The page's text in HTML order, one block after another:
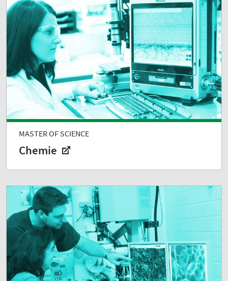
MASTER OF SCIENCE
Chemie